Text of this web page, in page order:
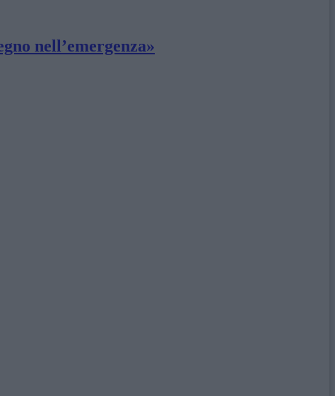
nell’emergenza»